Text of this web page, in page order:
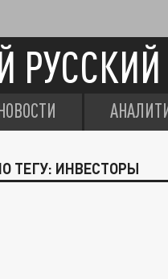
РУССКИЙ
ТЕГУ: ИНВЕСТОРЫ